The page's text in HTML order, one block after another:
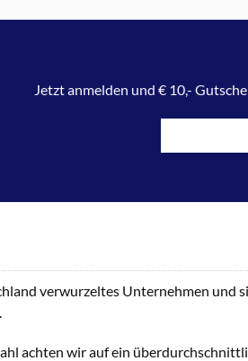
Jetzt anmelden und € 10,-
verwurzeltes Unternehmen und
achten wir auf ein